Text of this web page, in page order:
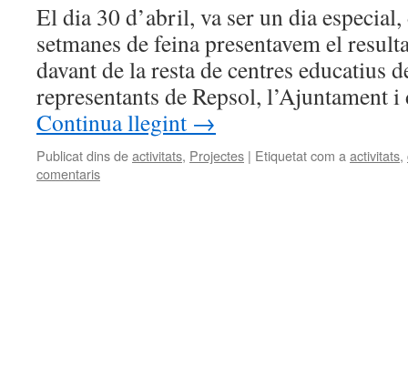
El dia 30 d’abril, va ser un dia especial,
setmanes de feina presentavem el
davant de la resta de centres educatius
representants de Repsol,
Continua llegint →
Publicat dins deactivitats, Projectes | Etiquetat com a activitats,
comentaris